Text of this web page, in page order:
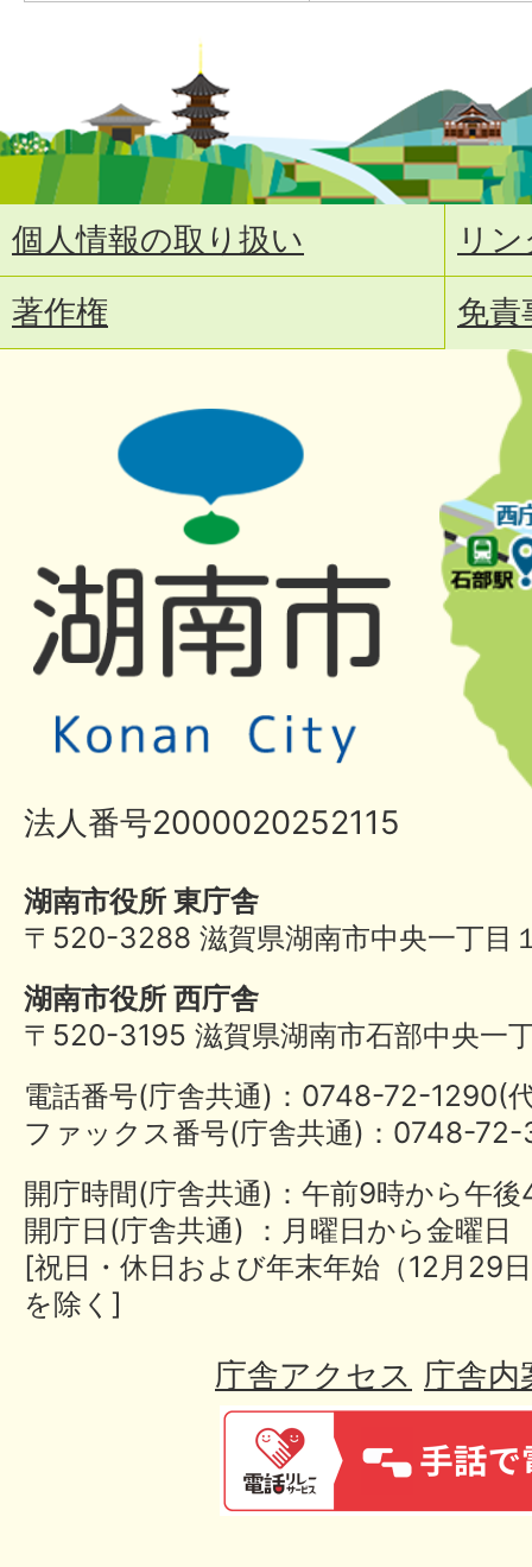
個人情報の取り扱い
リ
著作権
免責
法人番号2000020252115
湖南市役所 東庁舎
〒520-3288 滋賀県湖南市中央一丁目
湖南市役所 西庁舎
〒520-3195 滋賀県湖南市石部中央一
電話番号(庁舎共通)：0748-72-
ファックス番号(庁舎共通)：0748-
開庁時間(庁舎共通)：午前9時から午
開庁日(庁舎共通) ：月曜日から金曜日
[祝日・休日および年末年始（12月29
を除く]
庁舎アクセス 庁舎内